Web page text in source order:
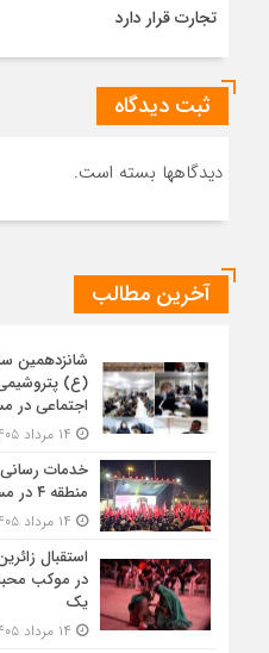
تجارت قرار دارد
ثبت دیدگاه
دیدگاهها بسته است.
آخرین مطالب
شانزدهمین
(ع)
اجتماعی در
خدمات
منطقه ۴ در مسیر مشایه
استقبال
در موکب
یک